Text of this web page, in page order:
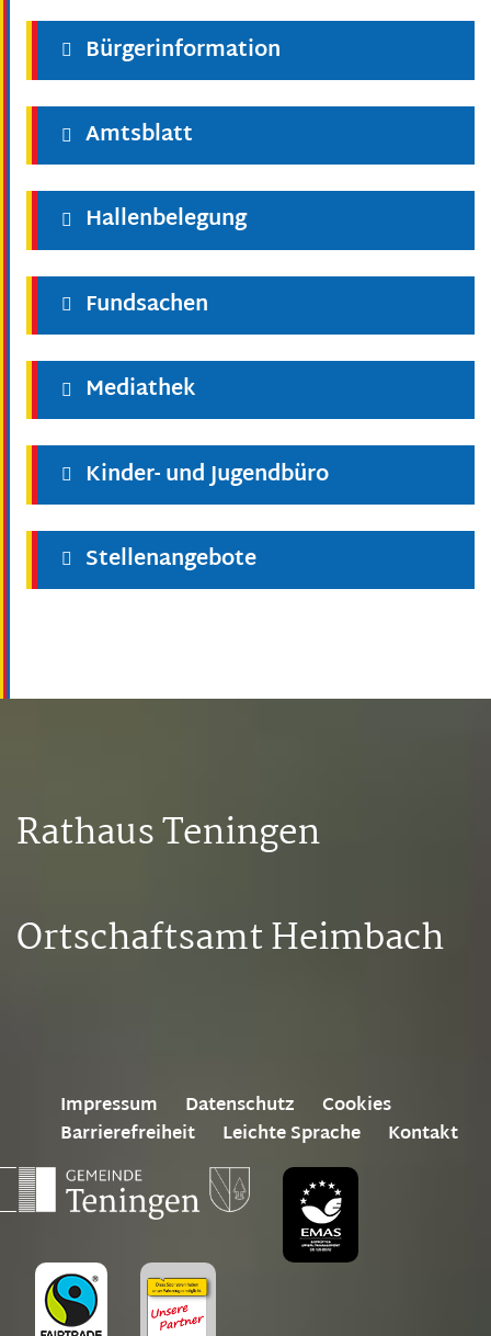
Bürgerinformation
Amtsblatt
Hallenbelegung
Fundsachen
Mediathek
Kinder- und Jugendbüro
Stellenangebote
Rathaus Teningen
Ortschaftsamt Heimbach
Impressum Datenschutz
Cookies
Barrierefreiheit
Leichte Sprache Kontakt